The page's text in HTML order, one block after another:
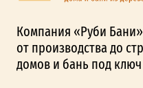
Компания «Руби
от производства до
домов и бань под ключ